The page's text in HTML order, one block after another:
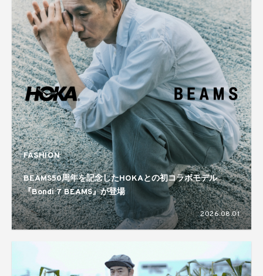
FASHION
BEAMS50周年を記念したHOKAとの初コラボモデル
『Bondi 7 BEAMS』が登場
2026.08.01